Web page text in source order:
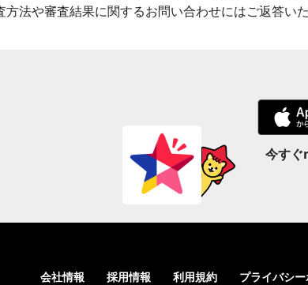
方法や審査結果に関するお問い合わせにはご返答いた
今すぐ
会社情報 採用情報 利用規約 プライバシ